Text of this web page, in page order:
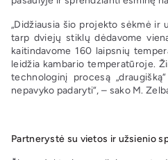
„Didžiausia šio projekto sėkmė ir
tarp dviejų stiklų dėdavome
kaitindavome 160 laipsnių
leidžia kambario temperatūroje.
technologinį procesą
nepavyko padaryti“, – sako M.
Partnerystė su vietos ir užsienio